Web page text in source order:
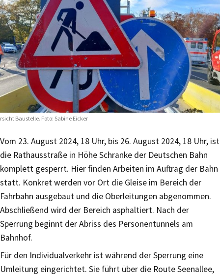
Baustelle. Foto: Sabine Eicker
Vom 23. August 2024, 18 Uhr, bis 26. August 2024, 18 Uhr, ist
die Rathausstraße in Höhe Schranke der Deutschen Bahn
komplett gesperrt. Hier finden Arbeiten im Auftrag der Bahn
statt. Konkret werden vor Ort die Gleise im Bereich der
Fahrbahn ausgebaut und die Oberleitungen abgenommen.
Abschließend wird der Bereich asphaltiert. Nach der
Sperrung beginnt der Abriss des Personentunnels am
Bahnhof.
Für den Individualverkehr ist während der Sperrung eine
Umleitung eingerichtet. Sie führt über die Route Seenallee,